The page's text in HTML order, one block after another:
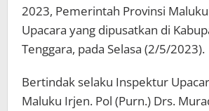
2023, Pemerintah Provinsi
Upacara yang dipusatkan di
Tenggara, pada Selasa (2/5/2023).
Bertindak selaku Inspektur
Maluku Irjen. Pol (Purn.) Drs.